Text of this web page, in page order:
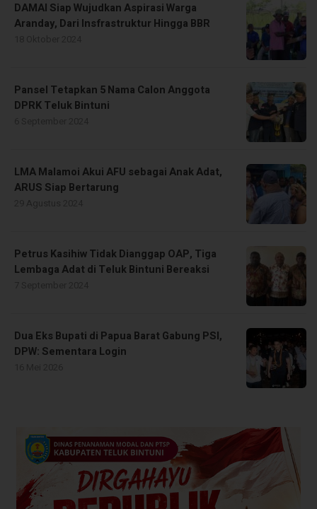
DAMAI Siap Wujudkan Aspirasi Warga
Aranday, Dari Insfrastruktur Hingga BBR
Pansel Tetapkan 5 Nama Calon Anggota
DPRK Teluk Bintuni
LMA Malamoi Akui AFU sebagai Anak Adat,
ARUS Siap Bertarung
Petrus Kasihiw Tidak Dianggap OAP, Tiga
Lembaga Adat di Teluk Bintuni Bereaksi
Dua Eks Bupati di Papua Barat Gabung PSI,
DPW: Sementara Login